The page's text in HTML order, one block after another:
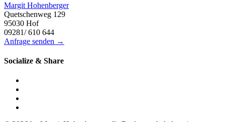
Margit Hohenberger
Quetschenweg 129
95030 Hof
09281/ 610 644
Anfrage senden →
Socialize & Share